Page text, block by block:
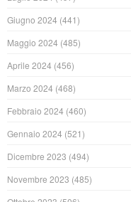
Giugno 2024 (441)
Maggio 2024 (485)
Aprile 2024 (456)
Marzo 2024 (468)
Febbraio 2024 (460)
Gennaio 2024 (521)
Dicembre 2023 (494)
Novembre 2023 (485)